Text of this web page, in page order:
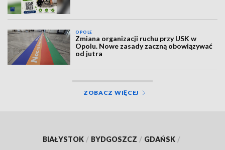
OPOLE
Zmiana organizacji ruchu przy USK w
Opolu. Nowe zasady zaczną obowiązywać
od jutra
ZOBACZ WIĘCEJ
BIAŁYSTOK / BYDGOSZCZ / GDAŃSK /